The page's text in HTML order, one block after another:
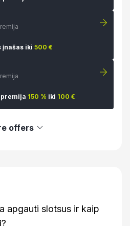
įnašas iki 500 €
150 % iki 100 €
offers
apgauti slotsus ir kaip